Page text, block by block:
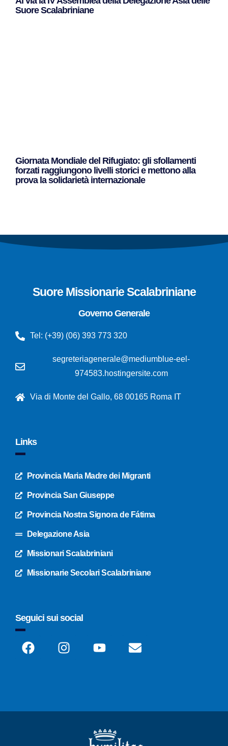
Suore Scalabriniane
Giornata Mondiale del Rifugiato: gli sfollamenti
forzati raggiungono livelli storici e mettono alla
prova la solidarietà internazionale
Suore Missionarie Scalabriniane
Governo Generale
Tel: (+39) (06) 393 773 320
segreteriagenerale@mediumblue-eel-
974583.hostingersite.com
Via di Monte del Gallo, 68 00165 Roma IT
Links
Provincia Maria Madre dei Migranti
Provincia San Giuseppe
Provincia Nostra Signora de Fátima
Delegazione Asia
Missionari Scalabriniani
Missionarie Secolari Scalabriniane
Seguici sui social